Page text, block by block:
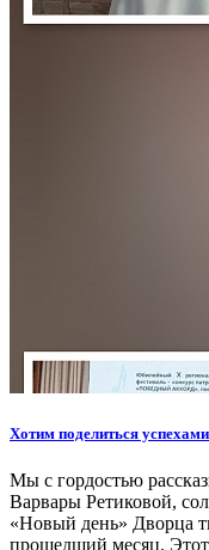
Хотим поделиться
Мы с гордостью
Варвары Ретиковой,
«Новый день» Дворца
прошедший месяц.